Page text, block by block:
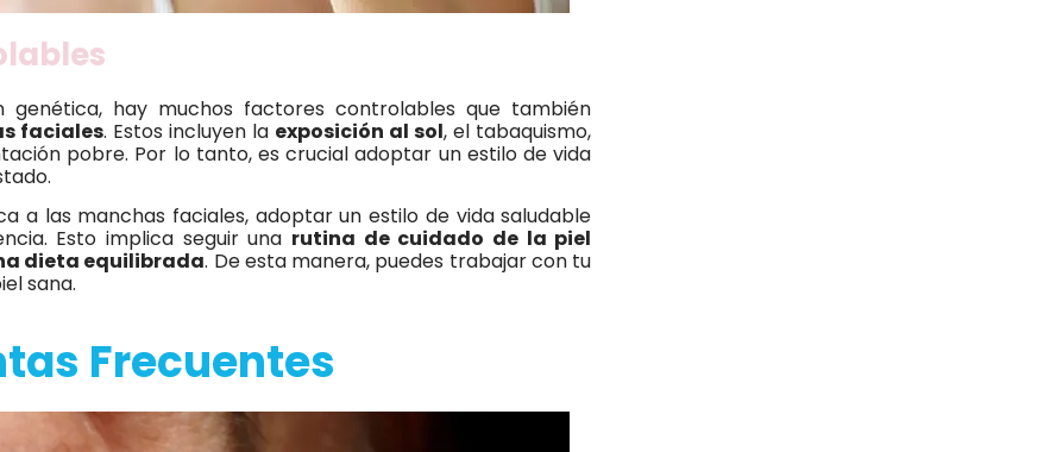
genética, hay muchos factores controlables que también
faciales. Estos incluyen la exposición al sol, el tabaquismo,
pobre. Por lo tanto, es crucial adoptar un estilo de vida
a las manchas faciales, adoptar un estilo de vida saludable
Esto implica seguir una rutina de cuidado de la piel
dieta equilibrada. De esta manera, puedes trabajar con tu
sana.
Frecuentes